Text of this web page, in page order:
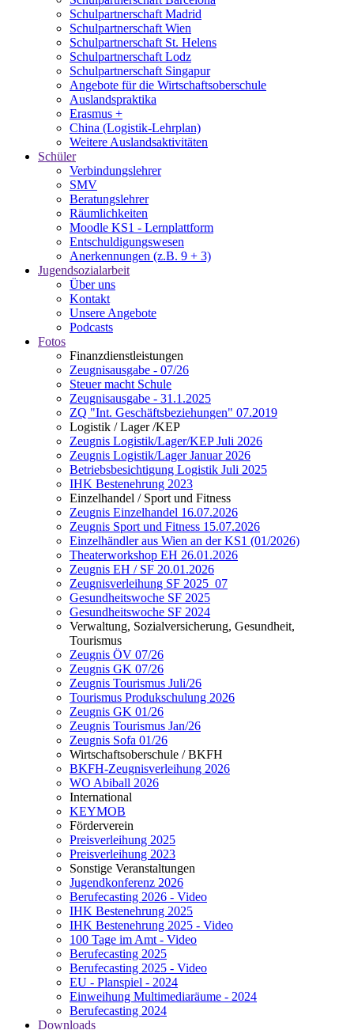
Schulpartnerschaft Madrid
Schulpartnerschaft Wien
Schulpartnerschaft St. Helens
Schulpartnerschaft Lodz
Schulpartnerschaft Singapur
Angebote für die Wirtschaftsoberschule
Auslandspraktika
Erasmus +
China (Logistik-Lehrplan)
Weitere Auslandsaktivitäten
Schüler
Verbindungslehrer
SMV
Beratungslehrer
Räumlichkeiten
Moodle KS1 - Lernplattform
Entschuldigungswesen
Anerkennungen (z.B. 9 + 3)
Jugendsozialarbeit
Über uns
Kontakt
Unsere Angebote
Podcasts
Fotos
Finanzdienstleistungen
Zeugnisausgabe - 07/26
Steuer macht Schule
Zeugnisausgabe - 31.1.2025
ZQ "Int. Geschäftsbeziehungen" 07.2019
Logistik / Lager /KEP
Zeugnis Logistik/Lager/KEP Juli 2026
Zeugnis Logistik/Lager Januar 2026
Betriebsbesichtigung Logistik Juli 2025
IHK Bestenehrung 2023
Einzelhandel / Sport und Fitness
Zeugnis Einzelhandel 16.07.2026
Zeugnis Sport und Fitness 15.07.2026
Einzelhändler aus Wien an der KS1 (01/2026)
Theaterworkshop EH 26.01.2026
Zeugnis EH / SF 20.01.2026
Zeugnisverleihung SF 2025_07
Gesundheitswoche SF 2025
Gesundheitswoche SF 2024
Verwaltung, Sozialversicherung, Gesundheit,
Tourismus
Zeugnis ÖV 07/26
Zeugnis GK 07/26
Zeugnis Tourismus Juli/26
Tourismus Produkschulung 2026
Zeugnis GK 01/26
Zeugnis Tourismus Jan/26
Zeugnis Sofa 01/26
Wirtschaftsoberschule / BKFH
BKFH-Zeugnisverleihung 2026
WO Abiball 2026
International
KEYMOB
Förderverein
Preisverleihung 2025
Preisverleihung 2023
Sonstige Veranstaltungen
Jugendkonferenz 2026
Berufecasting 2026 - Video
IHK Bestenehrung 2025
IHK Bestenehrung 2025 - Video
100 Tage im Amt - Video
Berufecasting 2025
Berufecasting 2025 - Video
EU - Planspiel - 2024
Einweihung Multimediaräume - 2024
Berufecasting 2024
Downloads